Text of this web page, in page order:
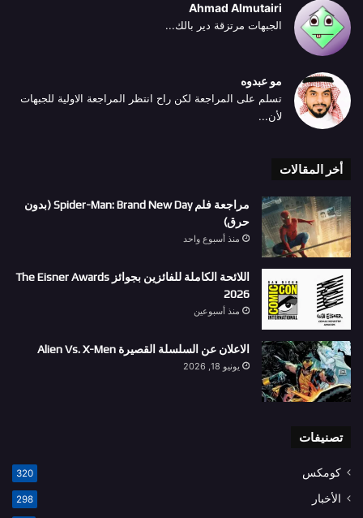
Ahmad Almutairi
الجبهات مرتزقة دير بالك...
مو عبدوه
تسلم على المراجعة لكن راح انتظر المراجعة الاولية للجبهات
لأن...
أخر المقالات
مراجعة فلم Spider-Man: Brand New Day (بدون
حرق)
منذ أسبوع واحد
اللائحة الكاملة للفائزين بجوائز The Eisner Awards
2026
منذ أسبوعين
الاعلان عن السلسلة القصيرة Alien Vs. X-Men
يونيو 18, 2026
تصنيفات
كومكس 320
الأخبار 298